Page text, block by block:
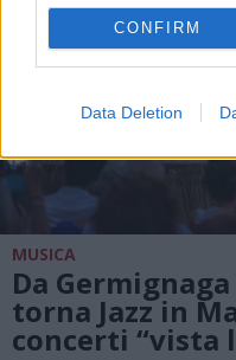
CONFIRM
Data Deletion
MUSICA
Da
torna Jazz in
concerti “vista